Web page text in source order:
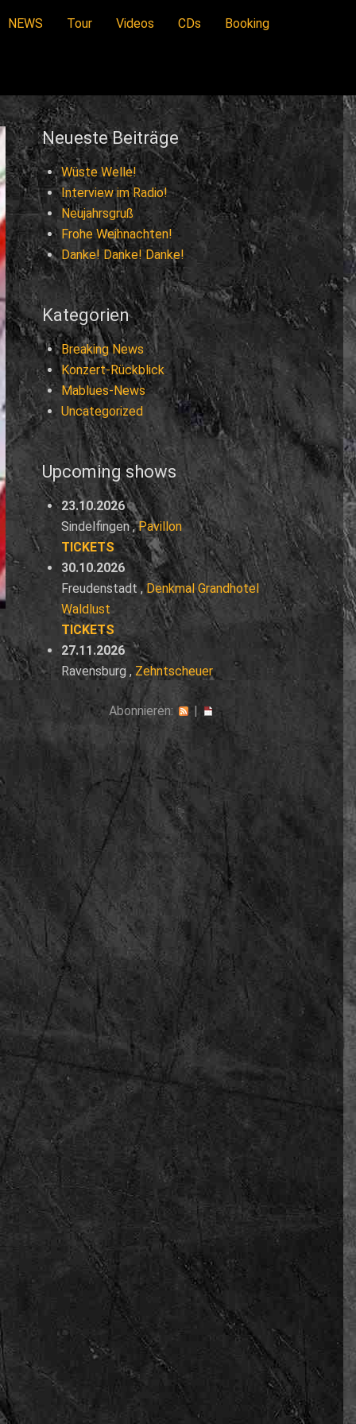
NEWS Tour Videos CDs Booking
Neueste Beiträge
Wüste Welle!
Interview im Radio!
Neujahrsgruß
Frohe Weihnachten!
Danke! Danke! Danke!
Kategorien
Breaking News
Konzert-Rückblick
Mablues-News
Uncategorized
Upcoming shows
23.10.2026
Sindelfingen , Pavillon
TICKETS
30.10.2026
Freudenstadt , Denkmal Grandhotel
Waldlust
TICKETS
27.11.2026
Ravensburg , Zehntscheuer
Abonnieren: |